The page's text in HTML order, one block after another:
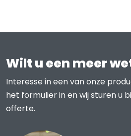
Wilt u een meer
Interesse in een van onze
het formulier in en wij sturen u
offerte.